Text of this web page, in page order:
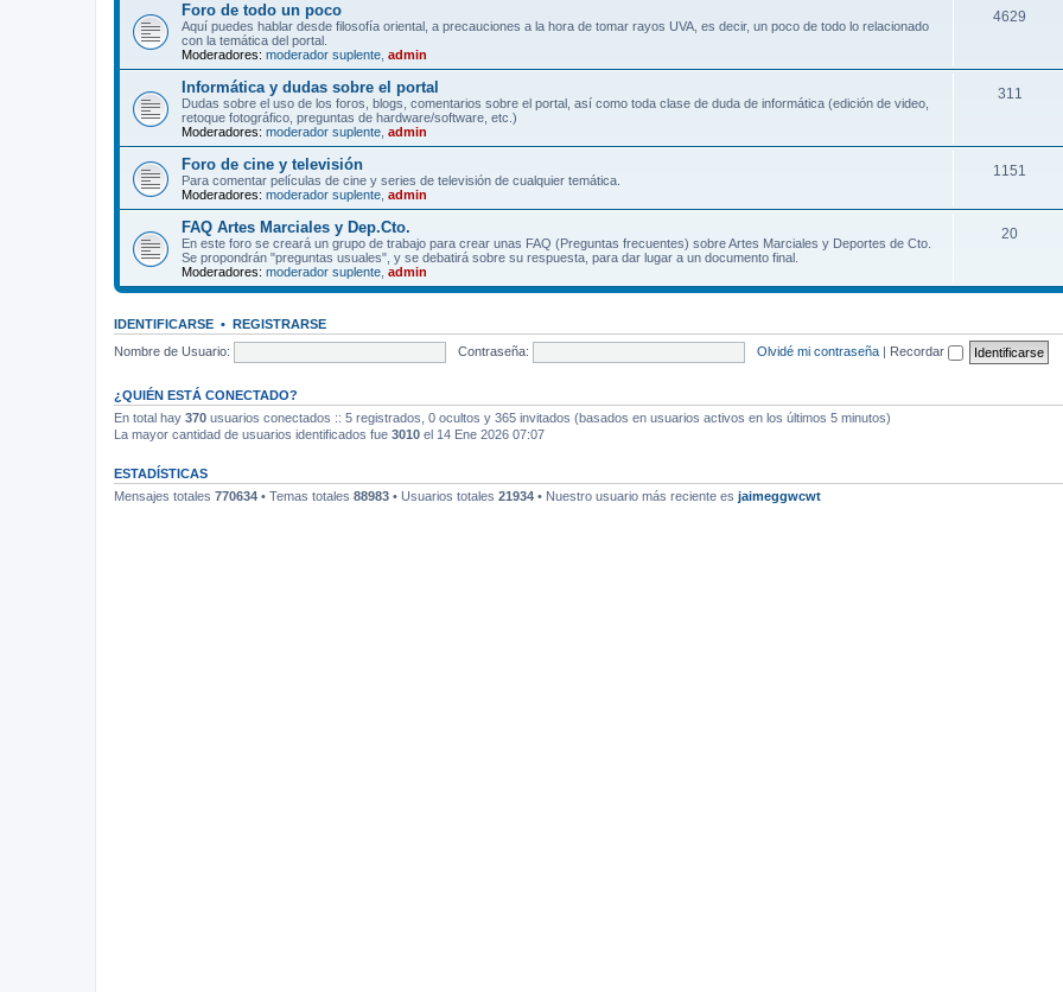
Foro de todo un poco
Aquí puedes hablar desde filosofía oriental, a precauciones a la hora de tomar rayos UVA, es decir, un poco de todo lo relacionado
con la temática del portal.
Moderadores: moderador suplente admin
4629
Informática y dudas sobre el portal
Dudas sobre el uso de los foros, blogs, comentarios sobre el portal, así como toda clase de duda de informática (edición de video,
retoque fotográfico, preguntas de hardware/software, etc.)
Moderadores: moderador suplente admin
311
Foro de cine y televisión
Para comentar películas de cine y series de televisión de cualquier temática.
Moderadores: moderador suplente admin
1151
FAQ Artes Marciales y Dep.Cto.
En este foro se creará un grupo de trabajo para crear unas FAQ (Preguntas frecuentes) sobre Artes Marciales y Deportes de Cto.
Se propondrán "preguntas usuales", y se debatirá sobre su respuesta, para dar lugar a un documento final.
Moderadores: moderador suplente admin
20
IDENTIFICARSE • REGISTRARSE
Nombre de Usuario:
Contraseña: Olvidé mi contraseña | Recordar
¿QUIÉN ESTÁ CONECTADO?
En total hay 370 usuarios conectados :: 5 registrados, 0 ocultos y 365 invitados (basados en usuarios activos en los últimos 5 minutos)
La mayor cantidad de usuarios identificados fue 3010 el 14 Ene 2026 07:07
ESTADÍSTICAS
Mensajes totales 770634 • Temas totales 88983 • Usuarios totales 21934 • Nuestro usuario más reciente es jaimeggwcwt